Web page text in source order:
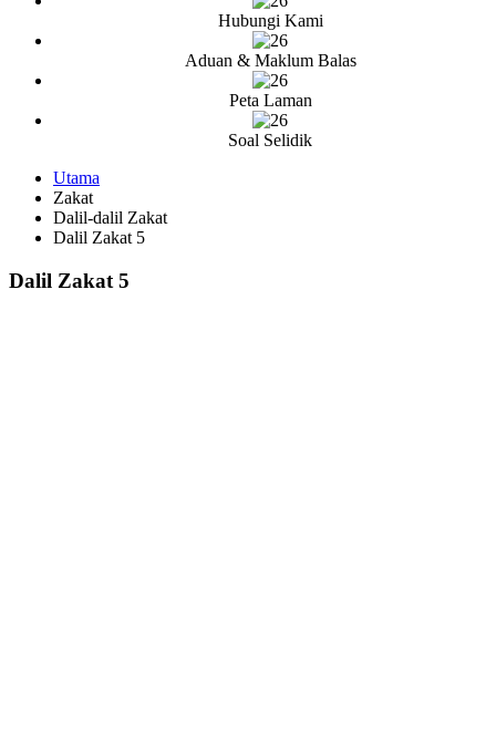
Hubungi Kami
Aduan & Maklum Balas
Peta Laman
Soal Selidik
Utama
Zakat
Dalil-dalil Zakat
Dalil Zakat 5
Dalil Zakat 5